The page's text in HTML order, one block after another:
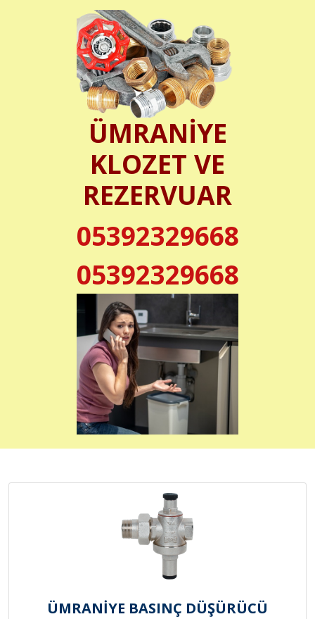
ÜMRANİYE
KLOZET VE
REZERVUAR
05392329668
05392329668
ÜMRANİYE BASINÇ DÜŞÜRÜCÜ